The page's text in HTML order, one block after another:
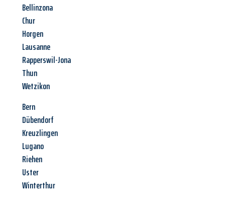
Bellinzona
Chur
Horgen
Lausanne
Rapperswil-Jona
Thun
Wetzikon
Bern
Dübendorf
Kreuzlingen
Lugano
Riehen
Uster
Winterthur